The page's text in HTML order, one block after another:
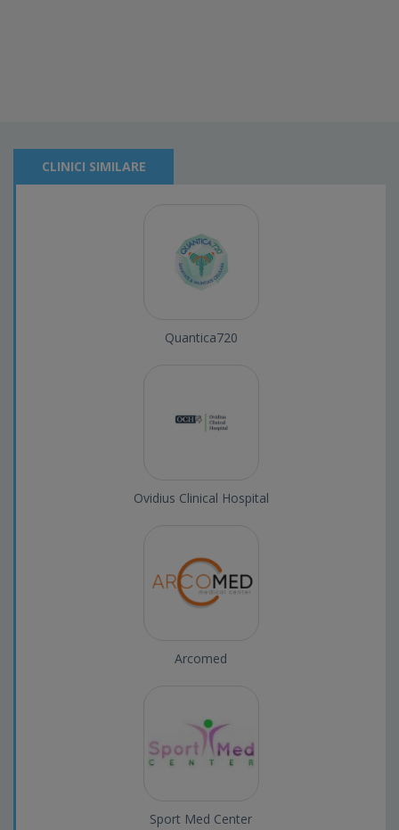
CLINICI SIMILARE
Quantica720
Ovidius Clinical Hospital
Arcomed
Sport Med Center